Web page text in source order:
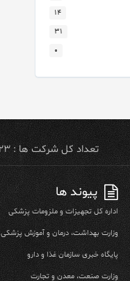
۱۴
۳۱
۰
تعداد کل شرکت ها : ۴۲۳
پیوند ها
اداره کل تجهیزات و ملزومات پزشکی
وزارت بهداشت، درمان و آموزش پزشکی
پایگاه خبری سازمان غذا و دارو
وزارت صنعت، معدن و تجارت